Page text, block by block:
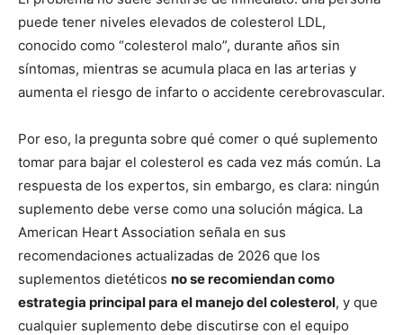
puede tener niveles elevados de colesterol LDL,
conocido como “colesterol malo”, durante años sin
síntomas, mientras se acumula placa en las arterias y
aumenta el riesgo de infarto o accidente cerebrovascular.
Por eso, la pregunta sobre qué comer o qué suplemento
tomar para bajar el colesterol es cada vez más común. La
respuesta de los expertos, sin embargo, es clara: ningún
suplemento debe verse como una solución mágica. La
American Heart Association señala en sus
recomendaciones actualizadas de 2026 que los
suplementos dietéticos no se recomiendan como
estrategia principal para el manejo del colesterol, y que
cualquier suplemento debe discutirse con el equipo